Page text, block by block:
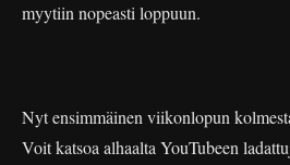
myytiin nopeasti loppuun.
Nyt ensimmäinen viikonlopun
Voit katsoa alhaalta YouTubeen